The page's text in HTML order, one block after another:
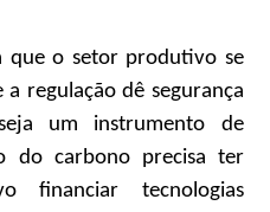
que o setor produtivo se
regulação dê segurança
um instrumento de
do carbono precisa ter
financiar tecnologias